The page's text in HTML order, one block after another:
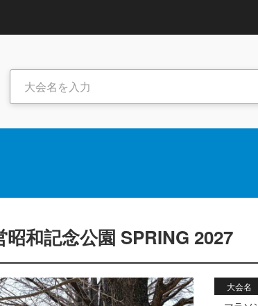
和記念公園 SPRING 2027
大会名